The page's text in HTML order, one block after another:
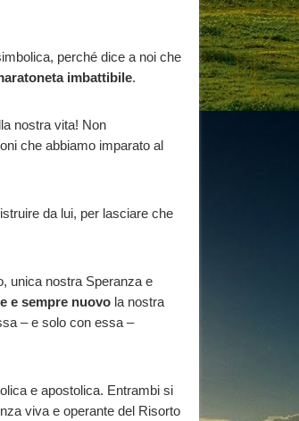
perché dice a noi che
imbattibile.
nostra vita! Non
che abbiamo imparato al
da lui, per lasciare che
unica nostra Speranza e
e sempre nuovo la nostra
– e solo con essa –
e apostolica. Entrambi si
viva e operante del Risorto